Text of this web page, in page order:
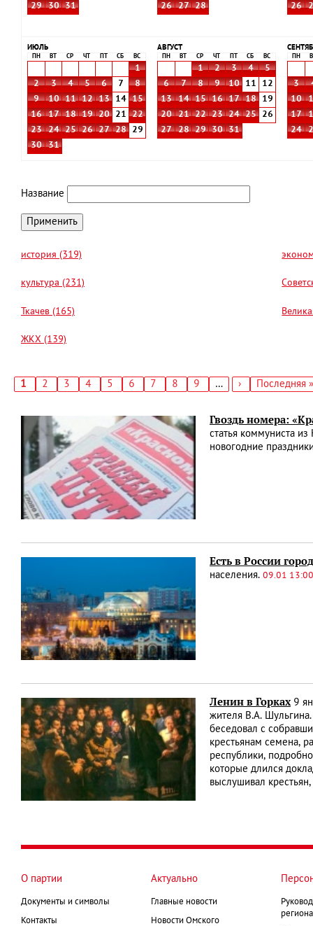
29
30 31
26
27 28
26
ИЮЛЬ
ПН ВТ СР ЧТ СБ ВС
1
2
3 4 5 6 7
8
9
10 11 12 13 14
15
16
17 18 19 20 21
22
23
24 25 26 27 28
29
30
31
АВГУСТ
ПН ВТ СР ЧТ СБ ВС
1 2 3 4
5
6
7 8 9 10 11
12
13
14 15 16 17 18
19
20
21 22 23 24 25
26
27
28 29 30 31
ПН
3
10
17
24
Название
история (319)
культура (231)
Ткачев (165)
ЖКХ (139)
Текущая
1 Страница
2 Страница
3 Страница
4 Страница
5 Страница
6 Страница
7 Страница
8 Страница
9 …
Следующая
›
Последняя
Последняя »
Гвоздь номера:
статья коммуниста
новогодние
Есть в России
населения. 09.01 13:00
Ленин в Горках 9
жителя В.А.
беседовал с
крестьянам семена,
республики,
которые длился
выслушивал
О партии
Документы и символы
Контакты
Актуально
Главные новости
Новости Омского